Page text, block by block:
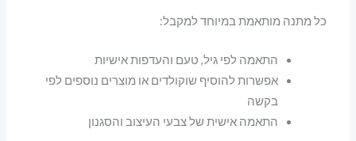
כל מתנה מותאמת במיוחד למקבל:
התאמה לפי גיל, טעם והעדפות אישיות
אפשרות להוסיף שוקולדים או מוצרים נוספים לפי
בקשה
התאמה אישית של צבעי העיצוב והסגנון